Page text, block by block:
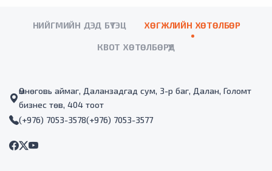
НИЙГМИЙН ДЭД БҮТЭЦ ХӨГЖЛИЙН ХӨТӨЛБӨР
КВОТ ХӨТӨЛБӨРҮҮД
Өмнөговь аймаг, Даланзадгад сум, 3-р баг, Далан, Голомт
бизнес төв, 404 тоот
(+976) 7053-3578(+976) 7053-3577